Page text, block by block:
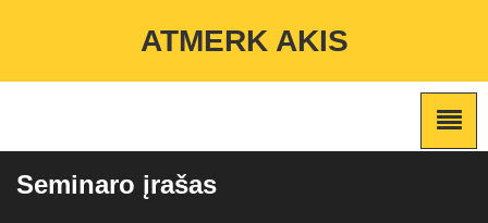
/home/atmerkakis/public_html/wp-content/themes/marketing-
ATMERK AKIS
Seminaro įrašas